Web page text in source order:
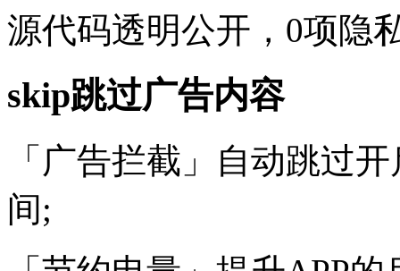
源代码透明公开，0项隐
skip跳过广告内容
「广告拦截」自动跳过
间;